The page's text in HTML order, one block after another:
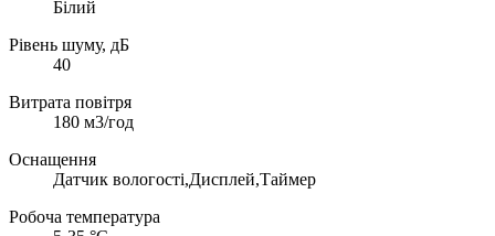
Білий
Рівень шуму, дБ
40
Витрата повітря
180 м3/год
Оснащення
Датчик вологості,Дисплей,Таймер
Робоча температура